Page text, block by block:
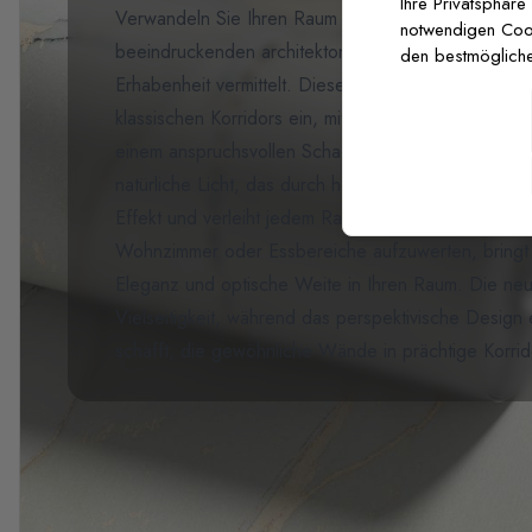
Verwandeln Sie Ihren Raum mit unserer
beeindruckenden architektonischen Meisterwerk,
Erhabenheit vermittelt. Dieses elegante Design
klassischen Korridors ein, mit wiederkehrenden
einem anspruchsvollen Schachbrettmuster in
natürliche Licht, das durch hohe Fenster strömt,
Wohnzimmer oder Essbereiche aufzuwerten,
Eleganz und optische Weite in Ihren Raum. Die
Vielseitigkeit, während das perspektivische
schafft, die gewöhnliche Wände in prächtige
notwendigen
den